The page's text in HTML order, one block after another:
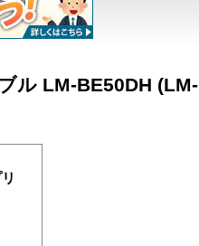
ル LM-BE50DH (LM-